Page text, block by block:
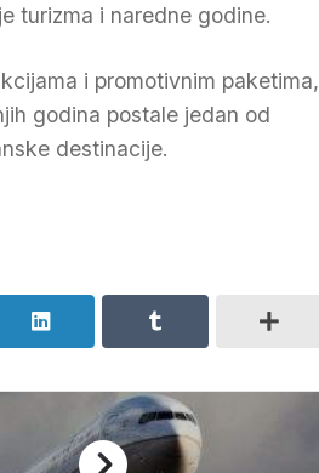
turizma i naredne godine.
i promotivnim paketima,
godina postale jedan od
destinacije.